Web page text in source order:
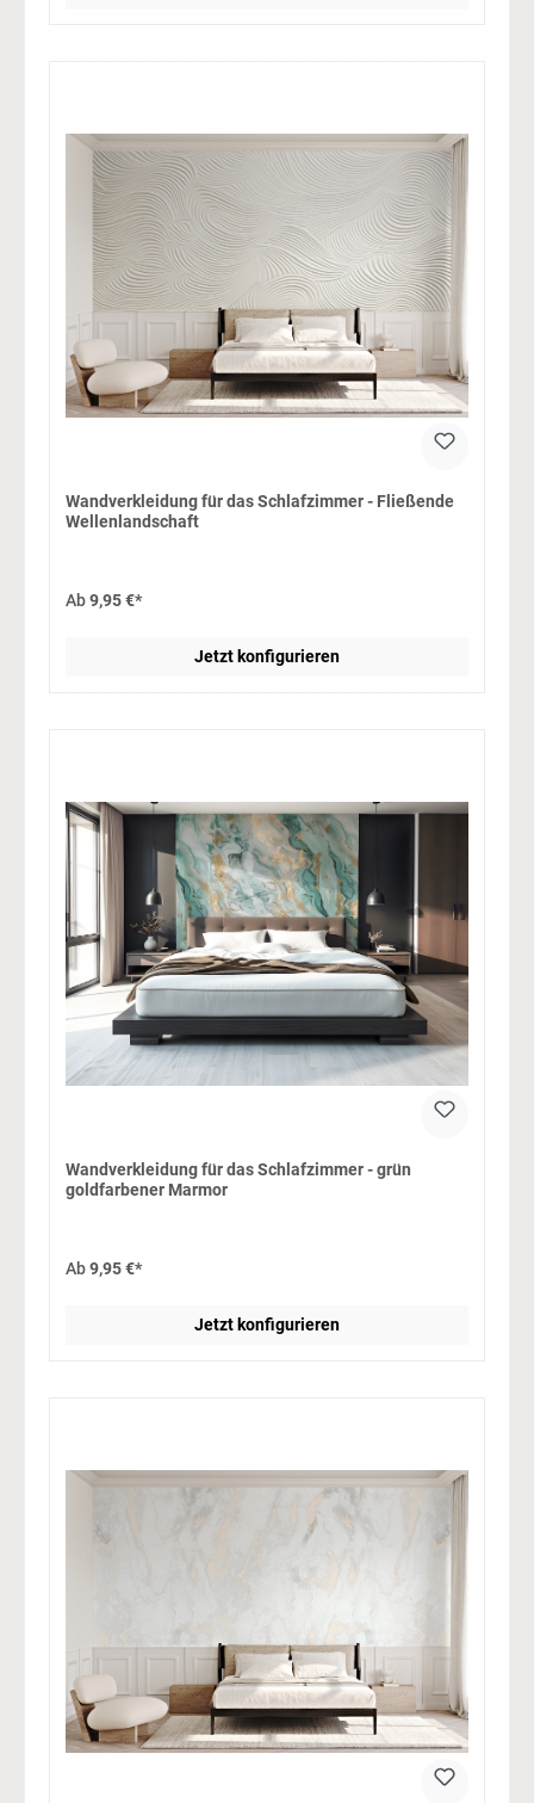
Wandverkleidung für das Schlafzimmer - Fließende
Wellenlandschaft
Ab9,95 €*
Jetzt konfigurieren
Wandverkleidung für das Schlafzimmer - grün
goldfarbener Marmor
Ab9,95 €*
Jetzt konfigurieren